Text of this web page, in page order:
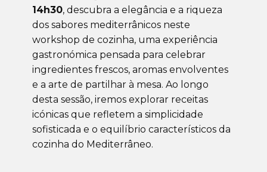
14h30, descubra a elegância e a riqueza
dos sabores mediterrânicos neste
workshop de cozinha, uma experiência
gastronómica pensada para celebrar
ingredientes frescos, aromas envolventes
e a arte de partilhar à mesa. Ao longo
desta sessão, iremos explorar receitas
icónicas que refletem a simplicidade
sofisticada e o equilíbrio característicos da
cozinha do Mediterrâneo.